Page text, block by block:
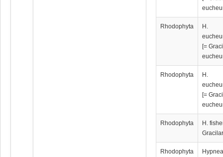
Rhodophyta
H.
[=
Rhodophyta
H.
[=
Rhodophyta
H.
Rhodophyta